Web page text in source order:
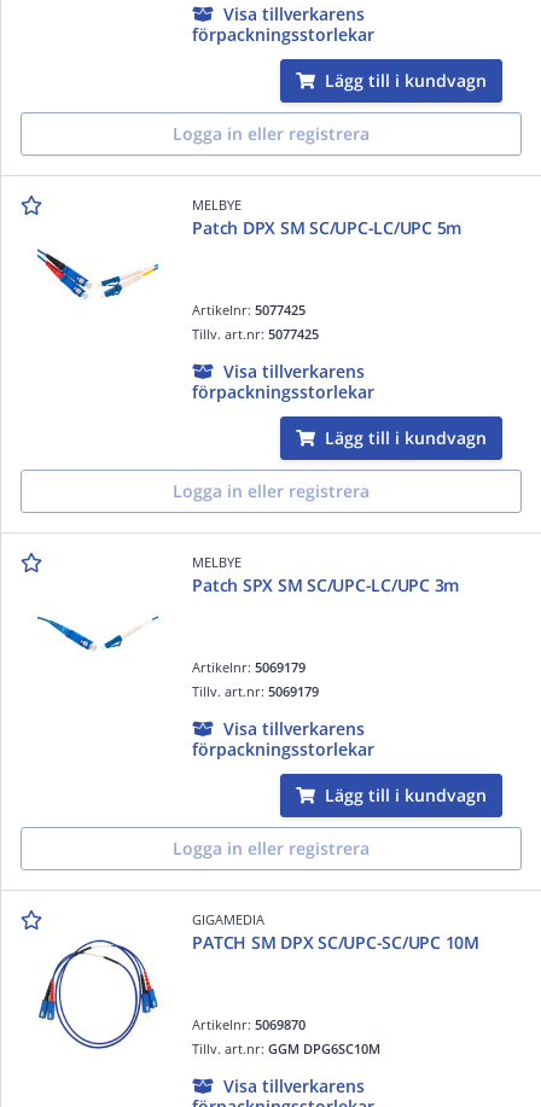
Visa tillverkarens
förpackningsstorlekar
Lägg till i kundvagn
Logga in eller registrera
MELBYE
Patch DPX SM SC/UPC-LC/UPC 5m
Artikelnr:5077425
Tillv. art.nr:5077425
Visa tillverkarens
förpackningsstorlekar
Lägg till i kundvagn
Logga in eller registrera
MELBYE
Patch SPX SM SC/UPC-LC/UPC 3m
Artikelnr:5069179
Tillv. art.nr:5069179
Visa tillverkarens
förpackningsstorlekar
Lägg till i kundvagn
Logga in eller registrera
GIGAMEDIA
PATCH SM DPX SC/UPC-SC/UPC 10M
Artikelnr:5069870
Tillv. art.nr:GGM DPG6SC10M
Visa tillverkarens